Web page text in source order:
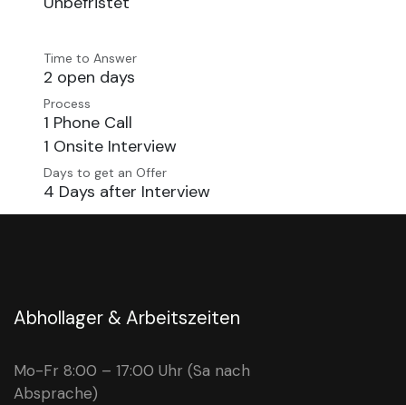
Time to Answer
2 open days
Process
1 Phone Call
1 Onsite Interview
Days to get an Offer
4 Days after Interview
Abhollager & Arbeitszeiten
Mo-Fr 8:00 – 17:00 Uhr (Sa nach
Absprache)